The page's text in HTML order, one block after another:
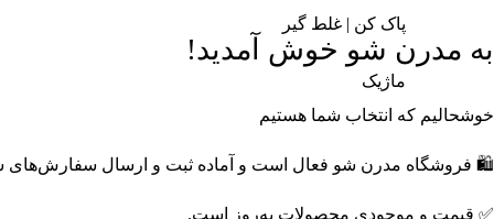
پاک کن | غلط گیر
ماژیک
به مدرن شو خوش آمدید!
خوشحالیم که انتخاب شما هستیم
🛍️ فروشگاه مدرن شو فعال است و آماده ثبت و ارسال
✅ قیمت و موجودی محصولات به‌روز است.